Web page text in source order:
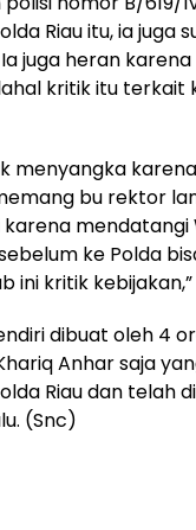
Riau itu, ia juga
Ia juga heran
kritik itu terkait
menyangka
bu rektor
mendatangi
ke Polda
ini kritik
dibuat oleh 4
Anhar saja
Riau dan telah
(Snc)